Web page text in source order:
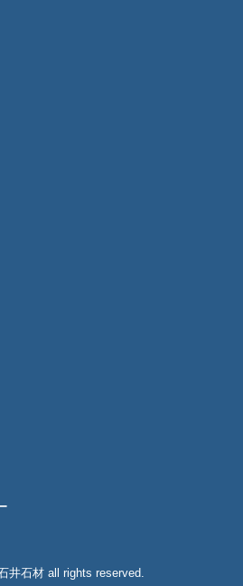
井石材 all rights reserved.